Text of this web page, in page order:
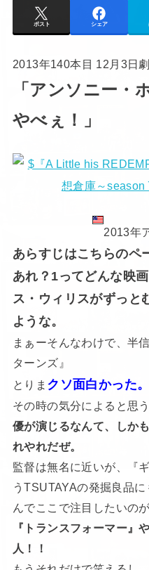
ポスト シェア
2013年140本目 12月3日
「アンソニー・
やべぇ！」
2013年
あらすじはこちらのペ
あれ？1ってどんな映
ス・ウィリスがずっと
ような。
まぁーそんなわけで、半
ターンズ』
とりま クソ面白かった。
その時の気分によると思
優が演じるなんて、しか
れやれだぜ。
監督は無名に近いが、『
うTSUTAYAの発掘良品に
んでここで注目したいのが
『トランスフォーマー』
人！！